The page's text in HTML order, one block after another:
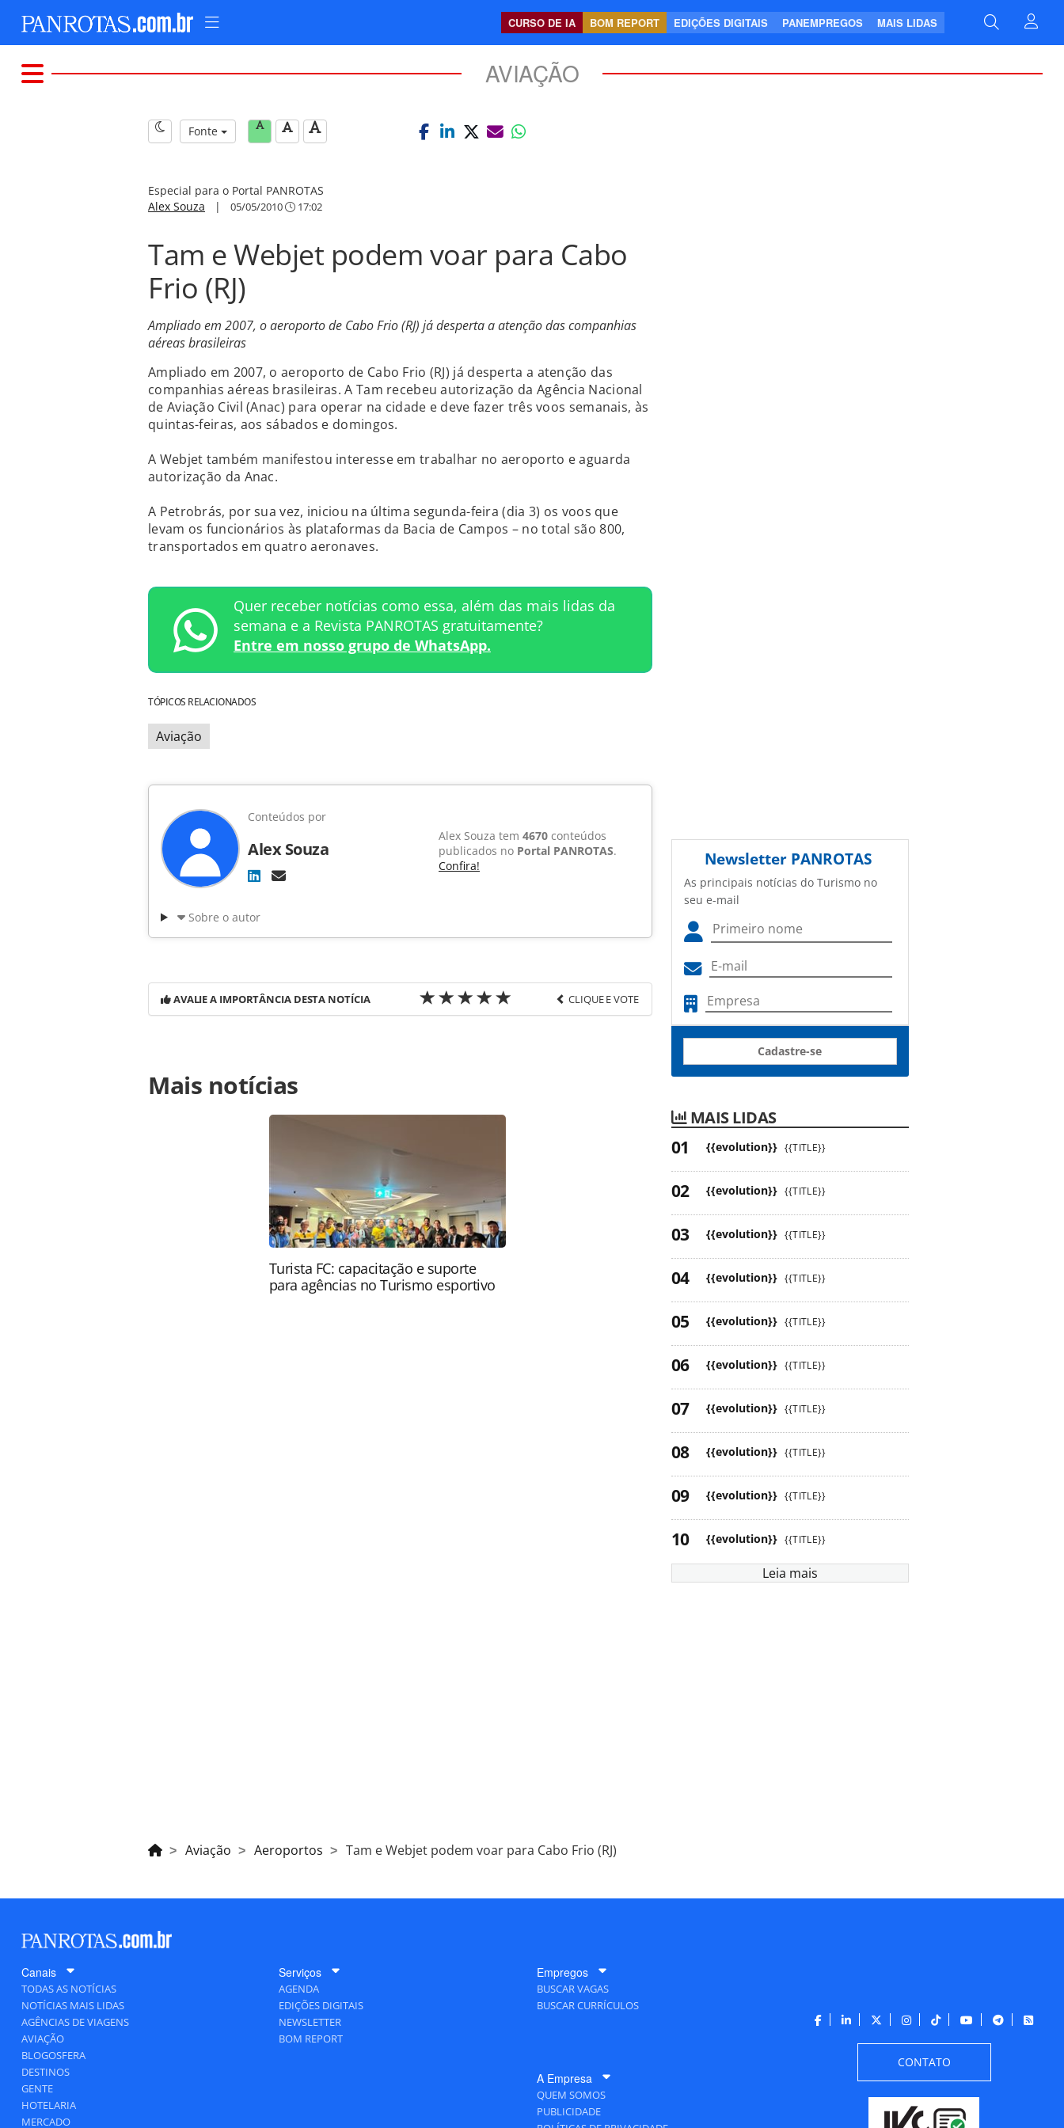
CURSO DE IA BOM REPORT EDIÇÕES DIGITAIS PANEMPREGOS MAIS LIDAS
AVIAÇÃO
Fonte
Especial para o Portal PANROTAS
Alex Souza | 05/05/2010 17:02
Tam e Webjet podem voar para Cabo
Frio (RJ)
Ampliado em 2007, o aeroporto de Cabo Frio (RJ) já desperta a atenção das companhias
aéreas brasileiras
Ampliado em 2007, o aeroporto de Cabo Frio (RJ) já desperta a atenção das
companhias aéreas brasileiras. A Tam recebeu autorização da Agência Nacional
de Aviação Civil (Anac) para operar na cidade e deve fazer três voos semanais, às
quintas-feiras, aos sábados e domingos.
A Webjet também manifestou interesse em trabalhar no aeroporto e aguarda
autorização da Anac.
A Petrobrás, por sua vez, iniciou na última segunda-feira (dia 3) os voos que
levam os funcionários às plataformas da Bacia de Campos – no total são 800,
transportados em quatro aeronaves.
Quer receber notícias como essa, além das mais lidas da
semana e a Revista PANROTAS gratuitamente?
Entre em nosso grupo de WhatsApp.
TÓPICOS RELACIONADOS
Aviação
Conteúdos por
Alex Souza
Alex Souza tem 4670 conteúdos
publicados no Portal PANROTAS.
Confira!
Sobre o autor
AVALIE A IMPORTÂNCIA DESTA NOTÍCIA CLIQUE E VOTE
https://www.panrotas.com.br/noticia-turismo/aviacao/2010/05/tam-e-webjet-podem-
voar-para-cabo-frio-rj_57632.html ou as ferramentas oferecidas na página. Todo o
conteúdo produzido pela PANROTAS Editora é protegido pela legislação brasileira sobre
Mais notícias
Turista FC: capacitação e suporte
para agências no Turismo esportivo
Newsletter PANROTAS
As principais notícias do Turismo no
seu e-mail
Cadastre-se
MAIS LIDAS
{{evolution}} {{TITLE}}
{{evolution}} {{TITLE}}
{{evolution}} {{TITLE}}
{{evolution}} {{TITLE}}
{{evolution}} {{TITLE}}
{{evolution}} {{TITLE}}
{{evolution}} {{TITLE}}
{{evolution}} {{TITLE}}
{{evolution}} {{TITLE}}
{{evolution}} {{TITLE}}
Leia mais
Aviação Aeroportos Tam e Webjet podem voar para Cabo Frio (RJ)
Canais
TODAS AS NOTÍCIAS
NOTÍCIAS MAIS LIDAS
AGÊNCIAS DE VIAGENS
AVIAÇÃO
BLOGOSFERA
DESTINOS
GENTE
HOTELARIA
MERCADO
Serviços
AGENDA
EDIÇÕES DIGITAIS
NEWSLETTER
BOM REPORT
Empregos
BUSCAR VAGAS
BUSCAR CURRÍCULOS
A Empresa
QUEM SOMOS
PUBLICIDADE
CONTATO